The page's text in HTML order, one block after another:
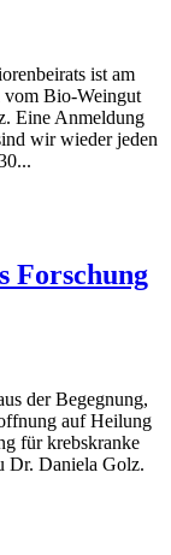
ist am
vom Bio-Weingut
Eine Anmeldung
wir wieder jeden
Forschung
der Begegnung,
auf Heilung
für krebskranke
Dr. Daniela Golz.